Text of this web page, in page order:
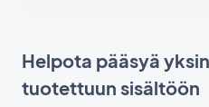
Helpota pääsyä
tuotettuun sisältöön